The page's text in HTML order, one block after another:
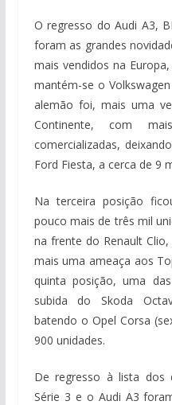
O regresso do Audi A3,
foram as grandes
mais vendidos na
mantém-se o
alemão foi, mais uma
Continente, com
comercializadas,
Ford Fiesta, a cerca de 9
Na terceira posição
pouco mais de três mil
na frente do Renault
mais uma ameaça aos
quinta posição, uma
subida do Skoda
batendo o Opel Corsa
900 unidades.
De regresso à lista dos
Série 3 e o Audi A3